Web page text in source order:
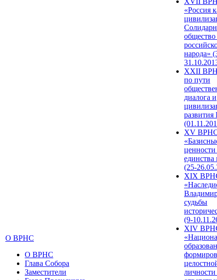
О ВРНС
О ВРНС
Глава Собора
Заместители
«Россия
народа»
XXII
по пути
диалога и
развития
XV
единства
(25-
XIX
судьбы
(9-
XIV